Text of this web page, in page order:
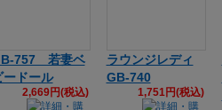
757 若妻ベ
ードール
2,669円(税込)
ラウンジレディ
GB-740
1,751円(税込)